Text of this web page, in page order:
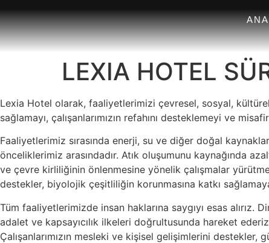
LEXIA HOTEL
Lexia Hotel olarak, faaliyetlerimizi çevresel, sosyal,
sağlamayı, çalışanlarımızın refahını desteklemeyi ve
Faaliyetlerimiz sırasında enerji, su ve diğer doğal
önceliklerimiz arasındadır. Atık oluşumunu kaynağında
ve çevre kirliliğinin önlenmesine yönelik çalışmalar
destekler, biyolojik çeşitliliğin korunmasına katkı
Tüm faaliyetlerimizde insan haklarına saygıyı esas alırız.
adalet ve kapsayıcılık ilkeleri doğrultusunda hareket
Çalışanlarımızın mesleki ve kişisel gelişimlerini destekler,